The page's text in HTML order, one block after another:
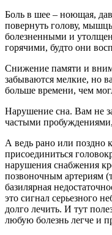
Боль в шее – ноющая,
повернуть голову,
болезненными и
горячими, будто они
Снижение памяти и
забываются мелкие, но
больше времени, чем
Нарушение сна. Вам не
частыми
А ведь рано или поздно
присоединиться
нарушения снабжения
позвоночным артериям
базилярная
это сигнал серьезного
долго лечить. И тут
любую болезнь легче и